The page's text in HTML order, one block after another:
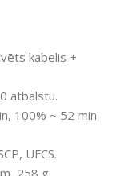
kabelis +
atbalstu.
100% ~ 52 min
UFCS.